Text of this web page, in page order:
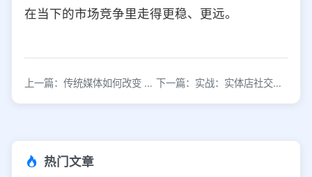
在当下的市场竞争里走得更稳、更远。
上一篇：传统媒体如何改变 版权运营“只说不练”状态 下一篇：实战：实体店社交裂变策略
热门文章